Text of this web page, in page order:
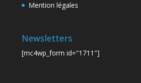
Mention légales
Newsletters
[mc4wp_form id="1711"]